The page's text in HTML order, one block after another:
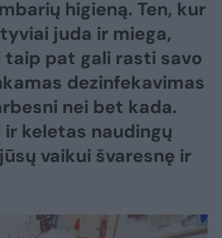
higieną. Ten, kur
juda ir miega,
pat gali rasti savo
dezinfekavimas
nei bet kada.
ir keletas naudingų
vaikui švaresnę ir